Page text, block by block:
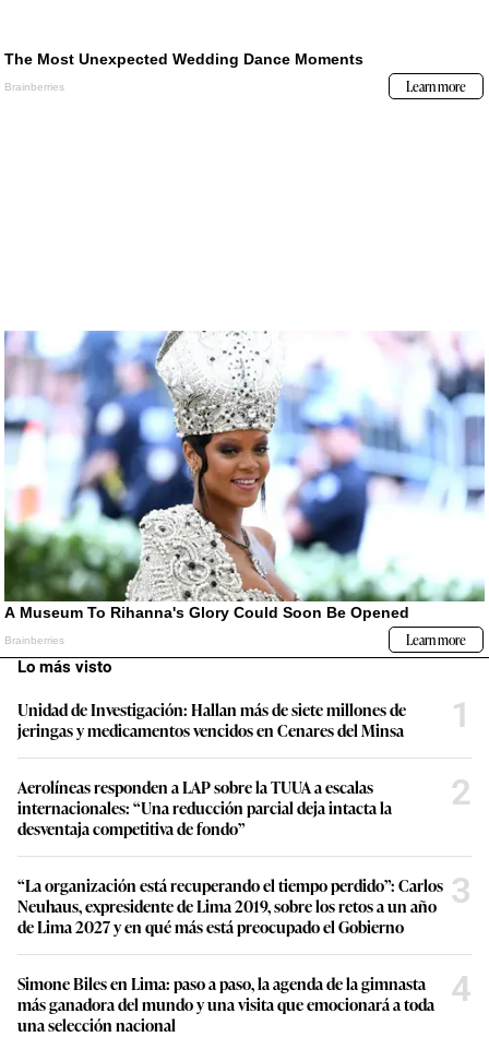
Lo más visto
Unidad de Investigación: Hallan más de siete millones de
jeringas y medicamentos vencidos en Cenares del Minsa
1
Aerolíneas responden a LAP sobre la TUUA a escalas
internacionales: “Una reducción parcial deja intacta la
desventaja competitiva de fondo”
2
“La organización está recuperando el tiempo perdido”: Carlos
Neuhaus, expresidente de Lima 2019, sobre los retos a un año
de Lima 2027 y en qué más está preocupado el Gobierno
3
Simone Biles en Lima: paso a paso, la agenda de la gimnasta
más ganadora del mundo y una visita que emocionará a toda
una selección nacional
4